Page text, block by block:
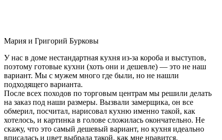
Мария и Григорий Бурковы
У нас в доме нестандартная кухня из-за короба и выступов,
поэтому готовые кухни (хоть они и дешевле) — это не наш
вариант. Мы с мужем много где были, но не нашли
подходящего варианта.
После всех походов по торговым центрам мы решили делать
на заказ под наши размеры. Вызвали замерщика, он все
обмерил, посчитал, нарисовал кухню именно такой, как
хотелось, и картинка в голове сложилась окончательно. Не
скажу, что это самый дешевый вариант, но кухня идеально
вписалась и цвет выбрала такой, как мне нравится.